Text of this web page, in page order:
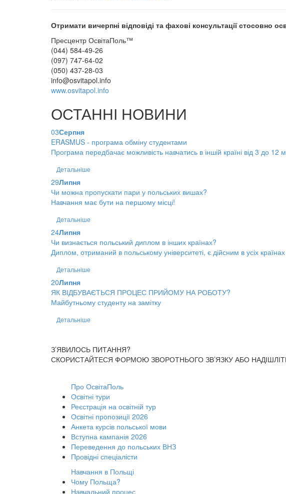
Отримати вичерпні відповіді та фахові консультації стосовно
Пресцентр ОсвітаПоль™
(044) 584-49-26
(097) 747-64-02
(050) 437-28-03
info@osvitapol.info
www.osvitapol.info
ОСТАННІ НОВИНИ
03Серпня
ERASMUS - програма обміну студентами
Програма передбачає можливість навчатись в іншій країні від 3 до 12
Детальніше
29Липня
Чи можна пропускати пари у польських вишах?
Навчання має бути на першому місці!
Детальніше
24Липня
Чи визнається польський диплом в інших країнах?
Диплом, отриманий в польському університеті, є дійсним в усіх
Детальніше
20Липня
ЯК ВІДБУВАЄТЬСЯ ПРОЦЕС ПРИЙОМУ НА РОБОТУ?
Майбутньому студенту на замітку
Детальніше
З’ЯВИЛОСЬ ПИТАННЯ?
СКОРИСТАЙТЕСЯ ФОРМОЮ ЗВОРОТНЬОГО ЗВ’ЯЗКУ АБО
Про ОсвітаПоль
Освітні тури
Реєстрація на освітній тур
Освітні пропозиції 2026
Анкета курсів польської мови
Вступна кампанія 2026
Переведення до польських ВНЗ
Провідні спеціалісти
Навчання в Польщі
Чому Польща?
Навчальний процес